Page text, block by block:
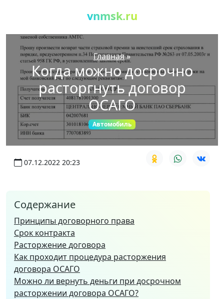
vnmsk.ru
Главная»
Когда можно досрочно
расторгнуть договор
ОСАГО
Автомобиль
07.12.2022 20:23
Содержание
Принципы договорного права
Срок контракта
Расторжение договора
Как проходит процедура расторжения
договора ОСАГО
Можно ли вернуть деньги при досрочном
расторжении договора ОСАГО?